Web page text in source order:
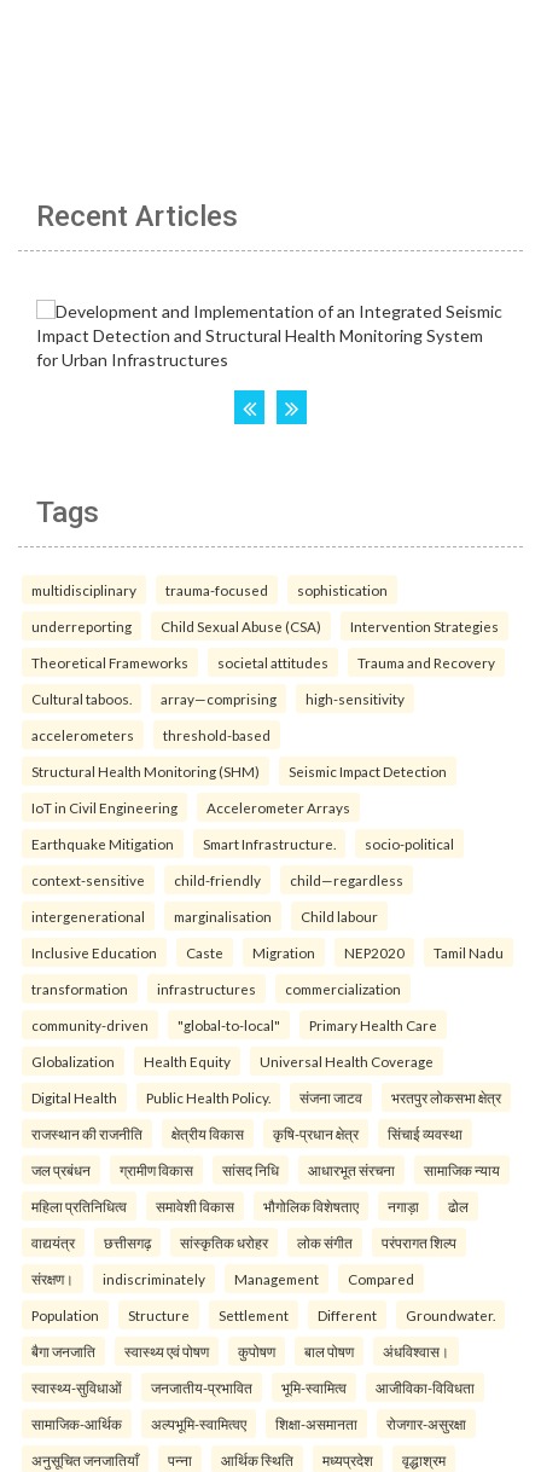
Recent Articles
Tags
multidisciplinary trauma-focused sophistication
underreporting Child Sexual Abuse (CSA) Intervention Strategies
Theoretical Frameworks societal attitudes Trauma and Recovery
Cultural taboos. array—comprising high-sensitivity
accelerometers threshold-based
Structural Health Monitoring (SHM) Seismic Impact Detection
IoT in Civil Engineering Accelerometer Arrays
Earthquake Mitigation Smart Infrastructure. socio-political
context-sensitive child-friendly child—regardless
intergenerational marginalisation Child labour
Inclusive Education Caste Migration NEP2020 Tamil Nadu
transformation infrastructures commercialization
community-driven "global-to-local" Primary Health Care
Globalization Health Equity Universal Health Coverage
Digital Health Public Health Policy. संजना जाटव भरतपुर लोकसभा क्षेत्र
राजस्थान की राजनीति क्षेत्रीय विकास कृषि-प्रधान क्षेत्र सिंचाई व्यवस्था
जल प्रबंधन ग्रामीण विकास सांसद निधि आधारभूत संरचना सामाजिक न्याय
महिला प्रतिनिधित्व समावेशी विकास भौगोलिक विशेषताए नगाड़ा ढोल
वाद्ययंत्र छत्तीसगढ़ सांस्कृतिक धरोहर लोक संगीत परंपरागत शिल्प
संरक्षण। indiscriminately Management Compared
Population Structure Settlement Different Groundwater.
बैगा जनजाति स्वास्थ्य एवं पोषण कुपोषण बाल पोषण अंधविश्वास।
स्वास्थ्य-सुविधाओं जनजातीय-प्रभावित भूमि-स्वामित्व आजीविका-विविधता
सामाजिक-आर्थिक अल्पभूमि-स्वामित्वए शिक्षा-असमानता रोजगार-असुरक्षा
अनुसूचित जनजातियाँ पन्ना आर्थिक स्थिति मध्यप्रदेश वृद्धाश्रम